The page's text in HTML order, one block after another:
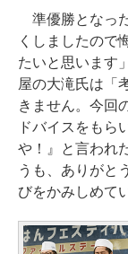
準優勝となっ
くしましたので
たいと思います
屋の大滝氏は「
きません。今回
ドバイスをもら
や！』と言われ
うも、ありがと
びをかみしめて